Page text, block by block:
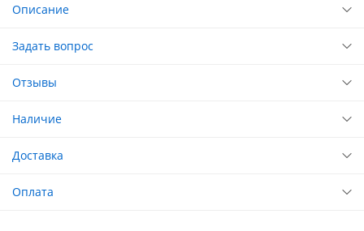
Описание
Задать вопрос
Отзывы
Наличие
Доставка
Оплата